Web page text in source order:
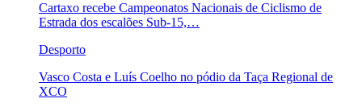
Cartaxo recebe Campeonatos Nacionais de Ciclismo de
Estrada dos escalões Sub-15,…
Desporto
Vasco Costa e Luís Coelho no pódio da Taça Regional de
XCO